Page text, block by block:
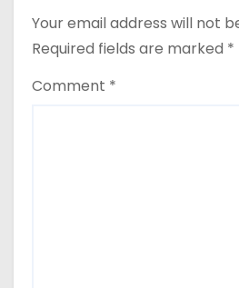
Your email address will not
Required fields are marked *
Comment *